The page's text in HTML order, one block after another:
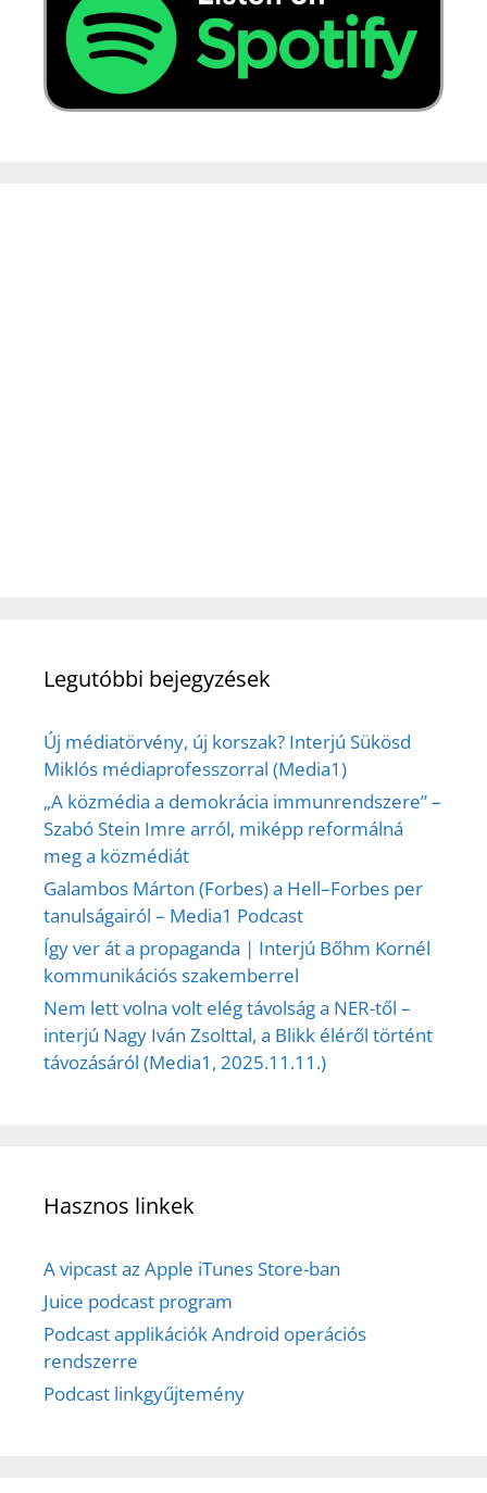
Legutóbbi bejegyzések
Új médiatörvény, új korszak? Interjú Sükösd
Miklós médiaprofesszorral (Media1)
„A közmédia a demokrácia immunrendszere” –
Szabó Stein Imre arról, miképp reformálná
meg a közmédiát
Galambos Márton (Forbes) a Hell–Forbes per
tanulságairól – Media1 Podcast
Így ver át a propaganda | Interjú Bőhm Kornél
kommunikációs szakemberrel
Nem lett volna volt elég távolság a NER-től –
interjú Nagy Iván Zsolttal, a Blikk éléről történt
távozásáról (Media1, 2025.11.11.)
Hasznos linkek
A vipcast az Apple iTunes Store-ban
Juice podcast program
Podcast applikációk Android operációs
rendszerre
Podcast linkgyűjtemény